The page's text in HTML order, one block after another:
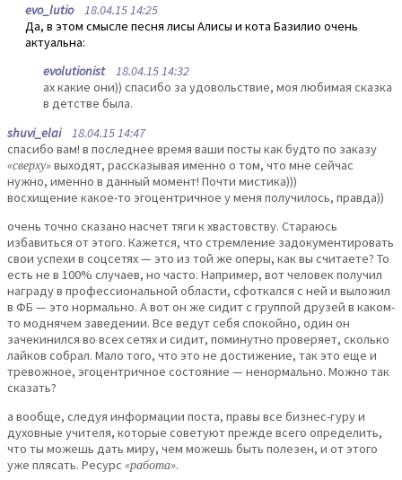
evo_lutio18.04.15 14:25
Да, в этом смысле песня лисы Алисы и кота Базилио очень
актуальна:
evolutionist18.04.15 14:32
ах какие они)) спасибо за удовольствие, моя любимая сказка
в детстве была.
shuvi_elai18.04.15 14:47
спасибо вам! в последнее время ваши посты как будто по заказу
«сверху»выходят, рассказывая именно о том, что мне сейчас
нужно, именно в данный момент! Почти мистика)))
восхищение какое-то эгоцентричное у меня получилось, правда))
очень точно сказано насчет тяги к хвастовству. Стараюсь
избавиться от этого. Кажется, что стремление задокументировать
свои успехи в соцсетях — это из той же оперы, как вы считаете? То
есть не в 100% случаев, но часто. Например, вот человек получил
награду в профессиональной области, сфоткался с ней и выложил
в ФБ — это нормально. А вот он же сидит с группой друзей в каком-
то моднячем заведении. Все ведут себя спокойно, один он
зачекинился во всех сетях и сидит, поминутно проверяет, сколько
лайков собрал. Мало того, что это не достижение, так это еще и
тревожное, эгоцентричное состояние — ненормально. Можно так
сказать?
а вообще, следуя информации поста, правы все бизнес-гуру и
духовные учителя, которые советуют прежде всего определить,
что ты можешь дать миру, чем можешь быть полезен, и от этого
уже плясать. Ресурс «работа».